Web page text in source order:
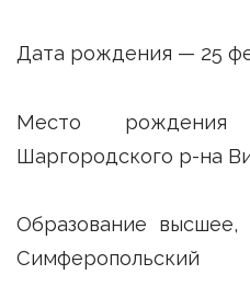
Дата рождения — 25
Место
Шаргородского р-на
Образование высшее,